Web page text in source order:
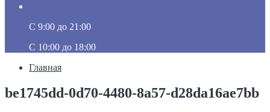
C 9:00 до 21:00
C 10:00 до 18:00
Главная
be1745dd-0d70-4480-8a57-d28da16ae7bb